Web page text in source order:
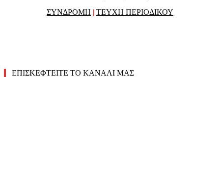
ΣΥΝΔΡΟΜΗ | ΤΕΥΧΗ ΠΕΡΙΟΔΙΚΟΥ
ΕΠΙΣΚΕΦΤΕΙΤΕ ΤΟ ΚΑΝΑΛΙ ΜΑΣ